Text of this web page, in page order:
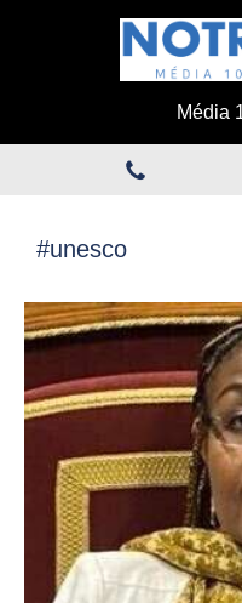
Média
#unesco